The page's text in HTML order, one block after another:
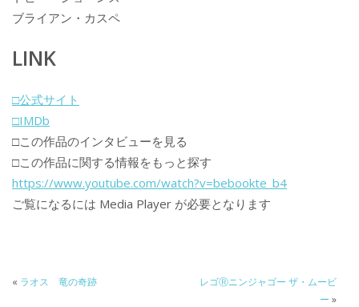
ブライアン・カスペ
LINK
□公式サイト
□IMDb
□この作品のインタビューを見る
□この作品に関する情報をもっと探す
https://www.youtube.com/watch?v=bebookte_b4
ご覧になるには Media Player が必要となります
« ラオス 竜の奇跡
レゴⓇニンジャゴー ザ・ムービ
ー »